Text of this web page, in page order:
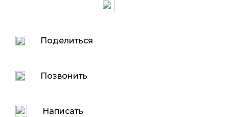
Поделиться
Позвонить
Написать